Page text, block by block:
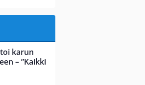
karun
– ”Kaikki